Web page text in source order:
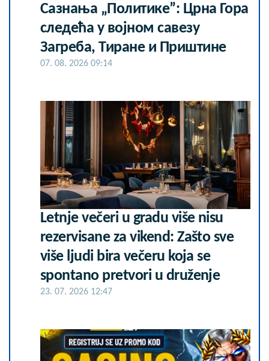
Сазнања „Политике”: Црна Гора
следећа у војном савезу
Загреба, Тиране и Приштине
07. 08. 2026 09:14
Letnje večeri u gradu više nisu
rezervisane za vikend: Zašto sve
više ljudi bira večeru koja se
spontano pretvori u druženje
23. 07. 2026 12:47